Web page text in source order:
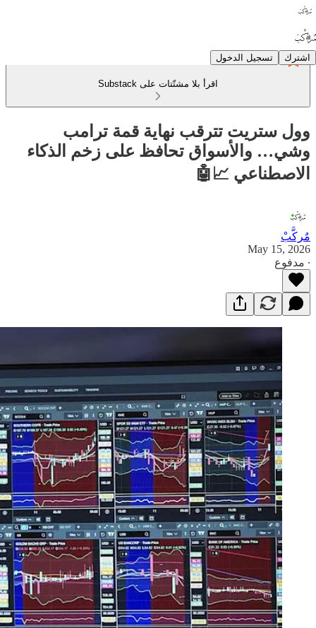
اشترك تسجيل الدخول
اقرأ بلا مشتّتات على Substack
وول ستريت تترقب نهاية قمة ترامب
وشي… والأسواق تحافظ على زخم الذكاء
الاصطناعي 📈🤖
مٌركَّبْ
May 15, 2026
∙ مدفوع